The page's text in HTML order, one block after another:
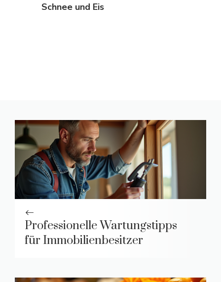
Schnee und Eis
Professionelle Wartungstipps
für Immobilienbesitzer